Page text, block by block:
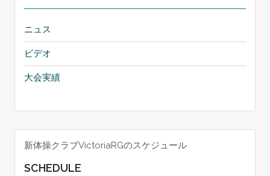
ニュス
ビデオ
大会実績
新体操クラブVictoriaRGのスケジュール
SCHEDULE